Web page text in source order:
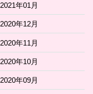
2021年01月
2020年12月
2020年11月
2020年10月
2020年09月